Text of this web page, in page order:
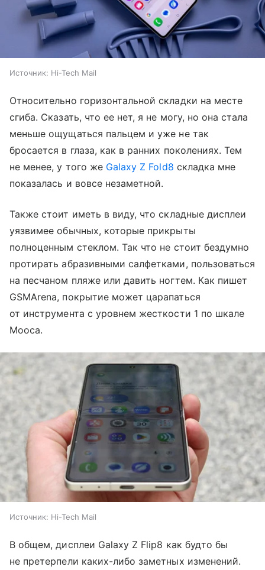
Источник: Hi-Tech Mail
Относительно горизонтальной складки на месте
сгиба. Сказать, что ее нет, я не могу, но она стала
меньше ощущаться пальцем и уже не так
бросается в глаза, как в ранних поколениях. Тем
не менее, у того же Galaxy Z Fold8 складка мне
показалась и вовсе незаметной.
Также стоит иметь в виду, что складные дисплеи
уязвимее обычных, которые прикрыты
полноценным стеклом. Так что не стоит бездумно
протирать абразивными салфетками, пользоваться
на песчаном пляже или давить ногтем. Как пишет
GSMArena, покрытие может царапаться
от инструмента с уровнем жесткости 1 по шкале
Мооса.
Источник: Hi-Tech Mail
В общем, дисплеи Galaxy Z Flip8 как будто бы
не претерпели каких-либо заметных изменений.